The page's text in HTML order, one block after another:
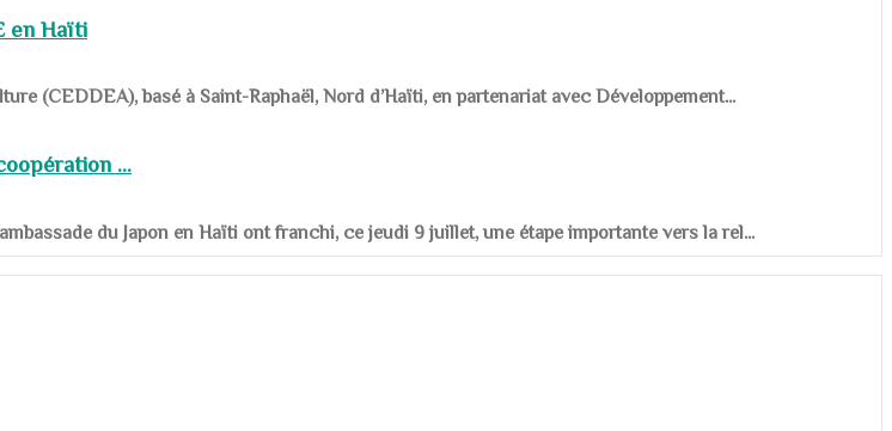
en Haïti
(CEDDEA), basé à Saint-Raphaël, Nord d’Haïti, en partenariat avec Développement...
...
du Japon en Haïti ont franchi, ce jeudi 9 juillet, une étape importante vers la rel...